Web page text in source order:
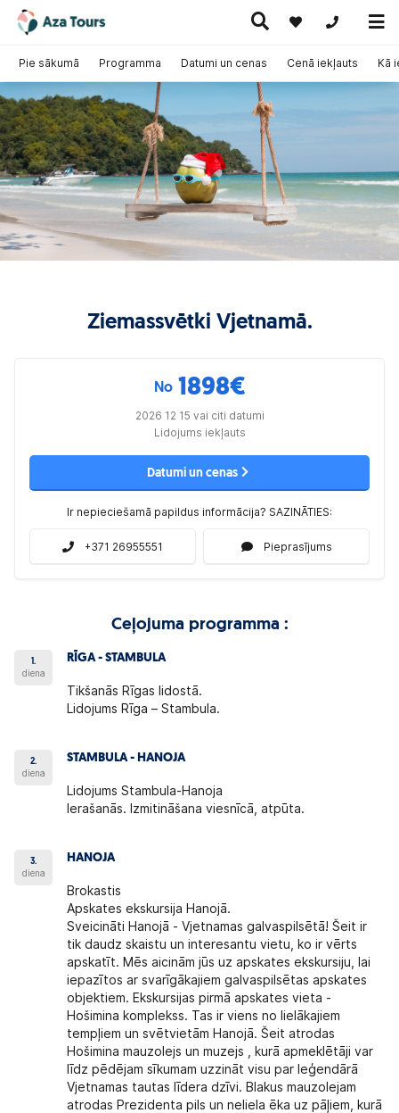
+371
ceļojumi
Ceļojumi
pa Eiropu
(ar
lidmašīnu)
Kruīzi
Karstie
piedāvājumi
Ziemassvētki Vjetnamā.
Pie sākumā Programma Datumi un cenas Cenā iekļauts Kā
No 1898€
2026 12 15 vai citi datumi
Lidojums iekļauts
Datumi un cenas
Ir nepieciešamā papildus informācija? SAZINĀTIES:
+371 26955551 Pieprasījums
Ceļojuma programma :
1.
diena
RĪGA - STAMBULA
Tikšanās Rīgas lidostā.
Lidojums Rīga – Stambula.
2.
diena
STAMBULA - HANOJA
Lidojums Stambula-Hanoja
Ierašanās. Izmitināšana viesnīcā, atpūta.
3.
diena
HANOJA
Brokastis
Apskates ekskursija Hanojā.
Sveicināti Hanojā - Vjetnamas galvaspilsētā! Šeit ir
tik daudz skaistu un interesantu vietu, ko ir vērts
apskatīt. Mēs aicinām jūs uz apskates ekskursiju, lai
iepazītos ar svarīgākajiem galvaspilsētas apskates
objektiem. Ekskursijas pirmā apskates vieta -
Hošimina komplekss. Tas ir viens no lielākajiem
tempļiem un svētvietām Hanojā. Šeit atrodas
Hošimina mauzolejs un muzejs , kurā apmeklētāji var
līdz pēdējam sīkumam uzzināt visu par leģendārā
Vjetnamas tautas līdera dzīvi. Blakus mauzolejam
atrodas Prezidenta pils un neliela ēka uz pāļiem, kurā